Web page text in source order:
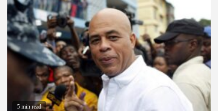
5 min read